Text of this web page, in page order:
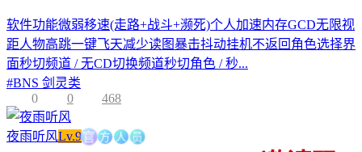
软件功能微弱移速(走路+战斗+濒死)个人加速内存GCD无限视
距人物高跳一键飞天减少读图暴击抖动挂机不返回角色选择界
面秒切频道 / 无CD切换频道秒切角色 / 秒...
#BNS 剑灵类
0
0 468
夜雨听风Lv.9官方人员